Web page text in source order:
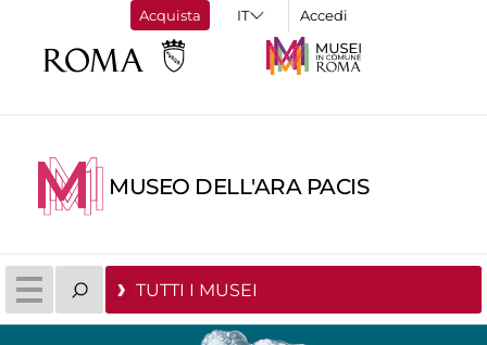
Acquista Accedi
MUSEO DELL'ARA PACIS
TUTTI I MUSEI